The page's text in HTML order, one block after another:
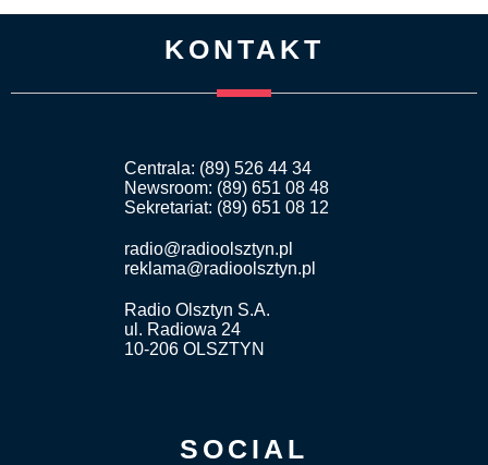
KONTAKT
Centrala: (89) 526 44 34
Newsroom: (89) 651 08 48
Sekretariat: (89) 651 08 12
radio@radioolsztyn.pl
reklama@radioolsztyn.pl
Radio Olsztyn S.A.
ul. Radiowa 24
10-206 OLSZTYN
SOCIAL